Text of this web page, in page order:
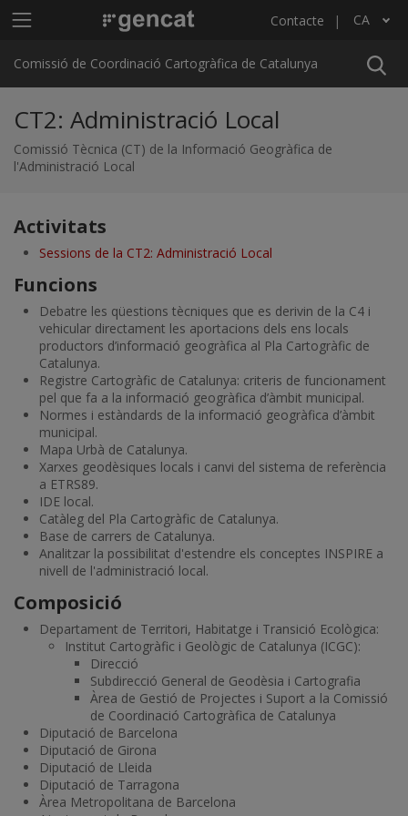
Menú principal C4 Contacte CA
Llista les accions addicionals
Comissió de Coordinació Cartogràfica de Catalunya
CT2: Administració Local
Comissió Tècnica (CT) de la Informació Geogràfica de
l'Administració Local
Activitats
Sessions de la CT2: Administració Local
Funcions
Debatre les qüestions tècniques que es derivin de la C4 i
vehicular directament les aportacions dels ens locals
productors d’informació geogràfica al Pla Cartogràfic de
Catalunya.
Registre Cartogràfic de Catalunya: criteris de funcionament
pel que fa a la informació geogràfica d’àmbit municipal.
Normes i estàndards de la informació geogràfica d’àmbit
municipal.
Mapa Urbà de Catalunya.
Xarxes geodèsiques locals i canvi del sistema de referència
a ETRS89.
IDE local.
Catàleg del Pla Cartogràfic de Catalunya.
Base de carrers de Catalunya.
Analitzar la possibilitat d'estendre els conceptes INSPIRE a
nivell de l'administració local.
Composició
Departament de Territori, Habitatge i Transició Ecològica:
Institut Cartogràfic i Geològic de Catalunya (ICGC):
Direcció
Subdirecció General de Geodèsia i Cartografia
Àrea de Gestió de Projectes i Suport a la Comissió
de Coordinació Cartogràfica de Catalunya
Diputació de Barcelona
Diputació de Girona
Diputació de Lleida
Diputació de Tarragona
Àrea Metropolitana de Barcelona